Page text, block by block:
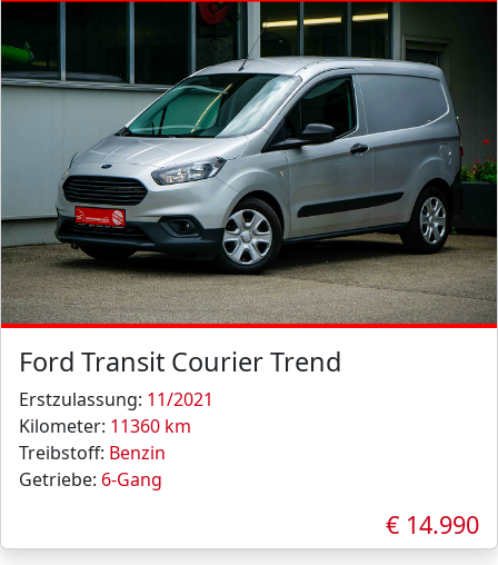
Ford Transit Courier Trend
Erstzulassung: 11/2021
Kilometer: 11360 km
Treibstoff: Benzin
Getriebe: 6-Gang
€ 14.990